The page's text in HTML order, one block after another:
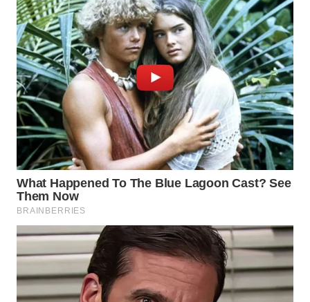
TENGAH
WN DELI
SERDANG
WN
TEBING
TINGGI
WN
PAKPAK
WN
KARAWANG
WN
BEKASI